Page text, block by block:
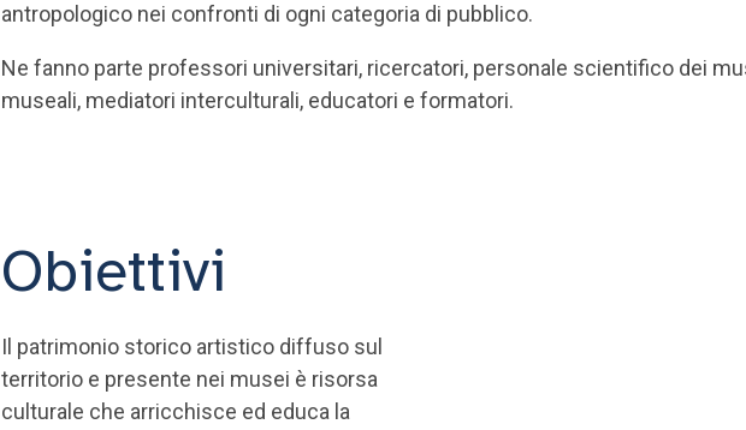
antropologico nei confronti di ogni categoria di pubblico.
Ne fanno parte professori universitari, ricercatori, personale scientifico dei
museali, mediatori interculturali, educatori e formatori.
Obiettivi
Il patrimonio storico artistico diffuso sul
territorio e presente nei musei è risorsa
culturale che arricchisce ed educa la